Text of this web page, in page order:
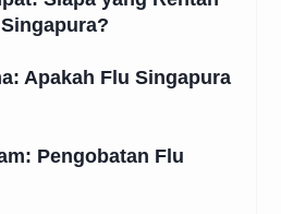
Apakah Flu Singapura
Pengobatan Flu